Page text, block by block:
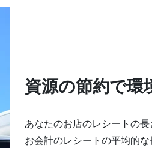
資源の節約で環
あなたのお店のレシートの
お会計のレシートの平均的